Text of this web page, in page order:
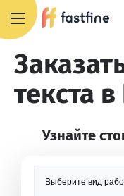
текста
Узнайте